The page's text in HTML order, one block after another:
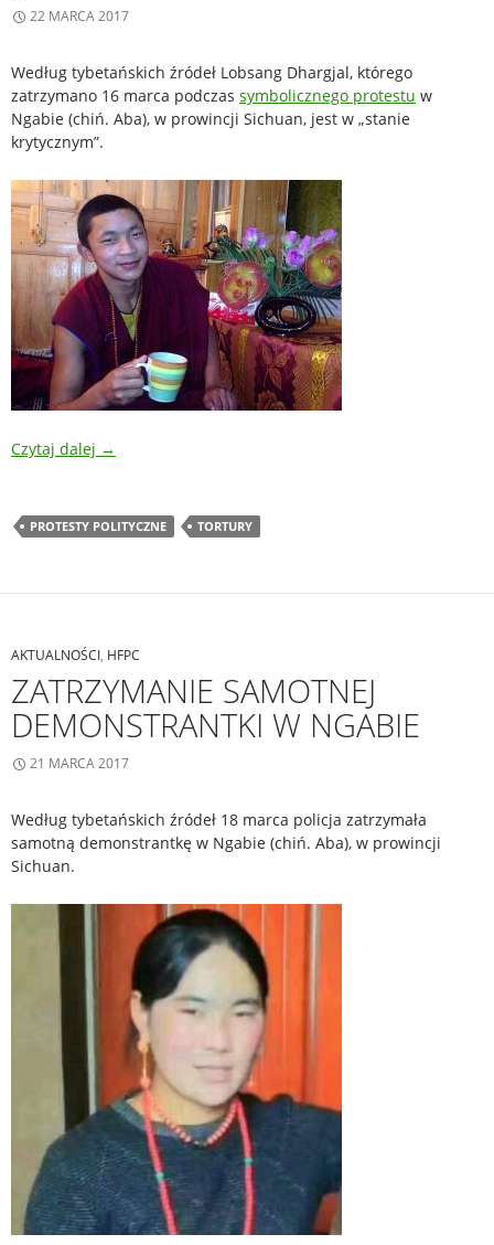
22 MARCA 2017
Według tybetańskich źródeł Lobsang Dhargjal, którego
zatrzymano 16 marca podczas symbolicznego protestu w
Ngabie (chiń. Aba), w prowincji Sichuan, jest w „stanie
krytycznym”.
Czytaj dalej →
PROTESTY POLITYCZNE TORTURY
AKTUALNOŚCI, HFPC
ZATRZYMANIE SAMOTNEJ
DEMONSTRANTKI W NGABIE
21 MARCA 2017
Według tybetańskich źródeł 18 marca policja zatrzymała
samotną demonstrantkę w Ngabie (chiń. Aba), w prowincji
Sichuan.